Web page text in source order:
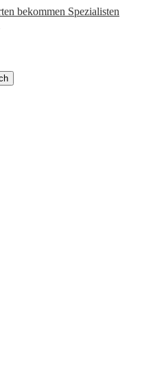
Spezialisten